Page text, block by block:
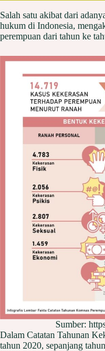
Salah satu akibat dari
hukum di Indonesia,
perempuan dari tahun ke
Sumber:
Dalam Catatan Tahunan
tahun 2020, sepanjang